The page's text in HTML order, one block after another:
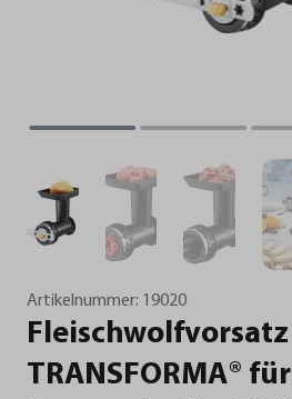
Artikelnummer: 19020
Fleischwolfvorsatz
TRANSFORMA® für